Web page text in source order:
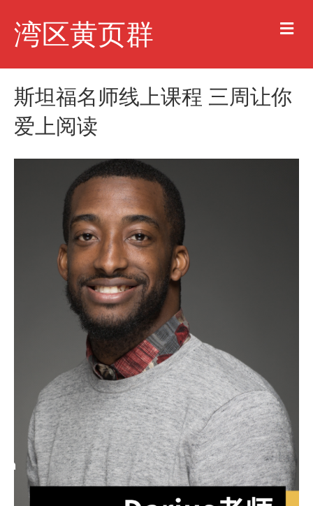
湾区黄页群 M
e
u
斯坦福名师线上课程 三周让你
爱上阅读